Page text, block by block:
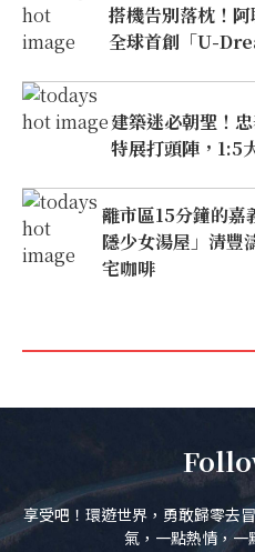
搭機告別落枕！
全球首創「U-
建築迷必朝聖！
特展打頭陣，1:5
離市區15分鐘的嘉
隱少女湯屋」清豐
宅咖啡
享受吧！環遊世界，勇敢歸零去
氣，一點熱情，一